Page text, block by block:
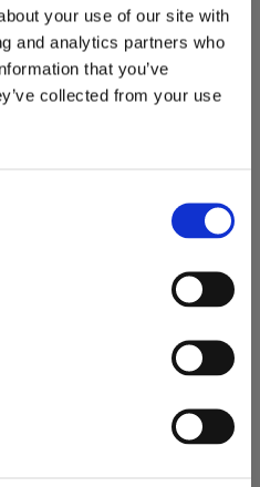
your use of our site with
and analytics partners who
that you’ve
collected from your use
Redskapsfäste SMS/Trima